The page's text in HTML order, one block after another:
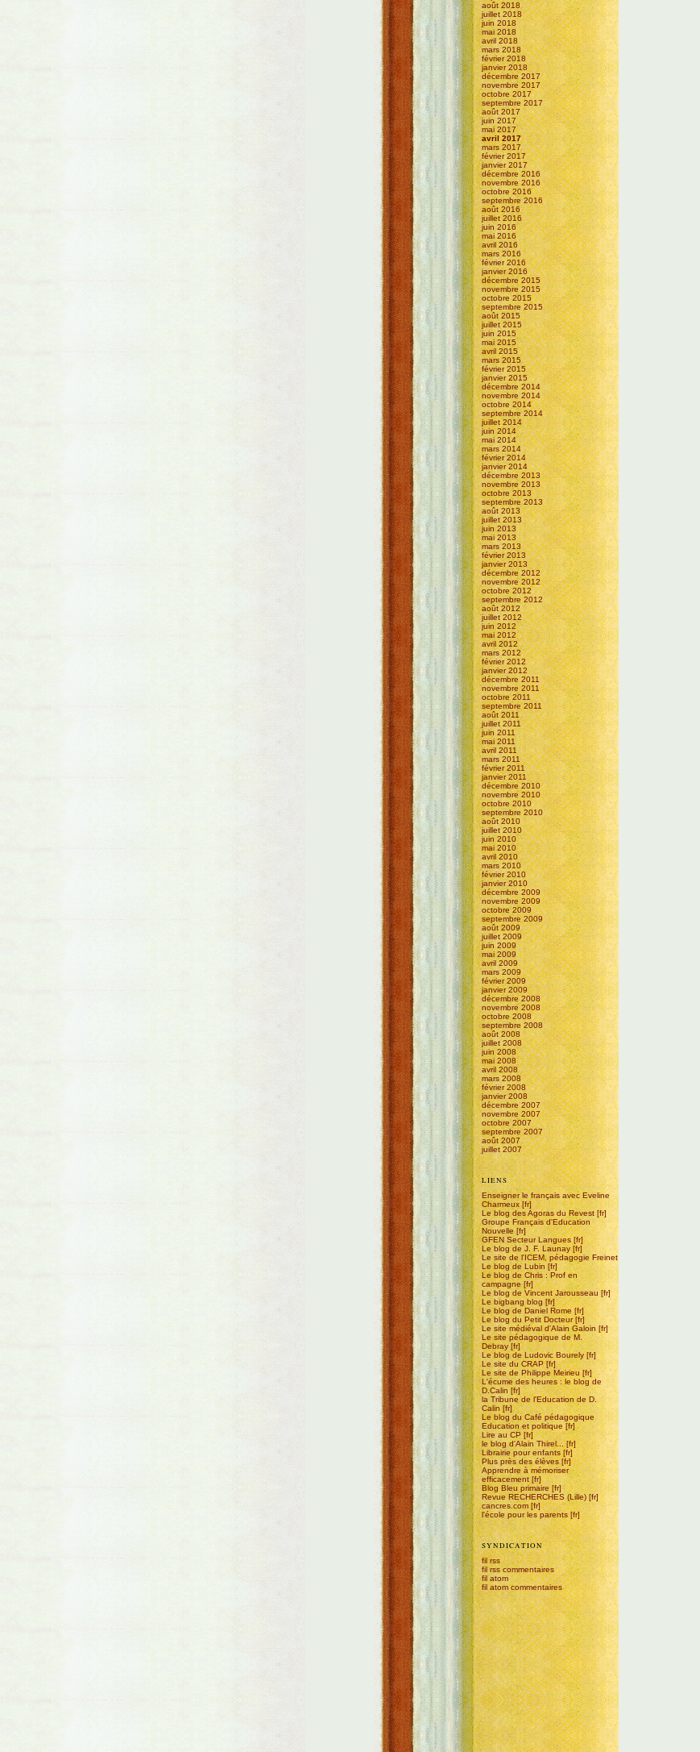
août 2018
juillet 2018
juin 2018
mai 2018
avril 2018
mars 2018
février 2018
janvier 2018
décembre 2017
novembre 2017
octobre 2017
septembre 2017
août 2017
juin 2017
mai 2017
avril 2017
mars 2017
février 2017
janvier 2017
décembre 2016
novembre 2016
octobre 2016
septembre 2016
août 2016
juillet 2016
juin 2016
mai 2016
avril 2016
mars 2016
février 2016
janvier 2016
décembre 2015
novembre 2015
octobre 2015
septembre 2015
août 2015
juillet 2015
juin 2015
mai 2015
avril 2015
mars 2015
février 2015
janvier 2015
décembre 2014
novembre 2014
octobre 2014
septembre 2014
juillet 2014
juin 2014
mai 2014
mars 2014
février 2014
janvier 2014
décembre 2013
novembre 2013
octobre 2013
septembre 2013
août 2013
juillet 2013
juin 2013
mai 2013
mars 2013
février 2013
janvier 2013
décembre 2012
novembre 2012
octobre 2012
septembre 2012
août 2012
juillet 2012
juin 2012
mai 2012
avril 2012
mars 2012
février 2012
janvier 2012
décembre 2011
novembre 2011
octobre 2011
septembre 2011
août 2011
juillet 2011
juin 2011
mai 2011
avril 2011
mars 2011
février 2011
janvier 2011
décembre 2010
novembre 2010
octobre 2010
septembre 2010
août 2010
juillet 2010
juin 2010
mai 2010
avril 2010
mars 2010
février 2010
janvier 2010
décembre 2009
novembre 2009
octobre 2009
septembre 2009
août 2009
juillet 2009
juin 2009
mai 2009
avril 2009
mars 2009
février 2009
janvier 2009
décembre 2008
novembre 2008
octobre 2008
septembre 2008
août 2008
juillet 2008
juin 2008
mai 2008
avril 2008
mars 2008
février 2008
janvier 2008
décembre 2007
novembre 2007
octobre 2007
septembre 2007
août 2007
juillet 2007
LIENS
Enseigner le français avec Eveline
Charmeux
Le blog des Agoras du Revest
Groupe Français d'Education
Nouvelle
GFEN Secteur Langues
Le blog de J. F. Launay
Le site de l'ICEM, pédagogie Freinet
Le blog de Lubin
Le blog de Chris : Prof en
campagne
Le blog de Vincent Jarousseau
Le bigbang blog
Le blog de Daniel Rome
Le blog du Petit Docteur
Le site médiéval d'Alain Galoin
Le site pédagogique de M.
Debray
Le blog de Ludovic Bourely
Le site du CRAP
Le site de Philippe Meirieu
L'écume des heures : le blog de
D.Calin
la Tribune de l'Education de D.
Calin
Le blog du Café pédagogique
Education et politique
Lire au CP
le blog d'Alain Thirel...
Librairie pour enfants
Plus près des élèves
Apprendre à mémoriser
efficacement
Blog Bleu primaire
Revue RECHERCHES (Lille)
cancres.com
l'école pour les parents
SYNDICATION
fil rss
fil rss commentaires
fil atom
fil atom commentaires